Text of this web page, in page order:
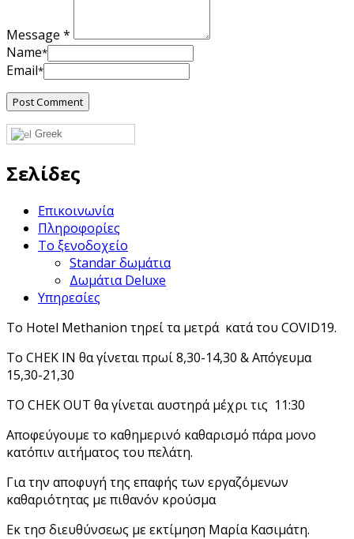
Message *
Name*
Email*
Greek
Σελίδες
Επικοινωνία
Πληροφορίες
Το ξενοδοχείο
Standar δωμάτια
Δωμάτια Deluxe
Υπηρεσίες
Το Hotel Methanion τηρεί τα μετρά κατά του COVID19.
Το CHEK IN θα γίνεται πρωί 8,30-14,30 & Απόγευμα
15,30-21,30
ΤΟ CHEK OUT θα γίνεται αυστηρά μέχρι τις 11:30
Αποφεύγουμε το καθημερινό καθαρισμό πάρα μονο
κατόπιν αιτήματος του πελάτη.
Για την αποφυγή της επαφής των εργαζόμενων
καθαριότητας με πιθανόν κρούσμα
Εκ τησ διευθύνσεως με εκτίμηση Μαρία Κασιμάτη.